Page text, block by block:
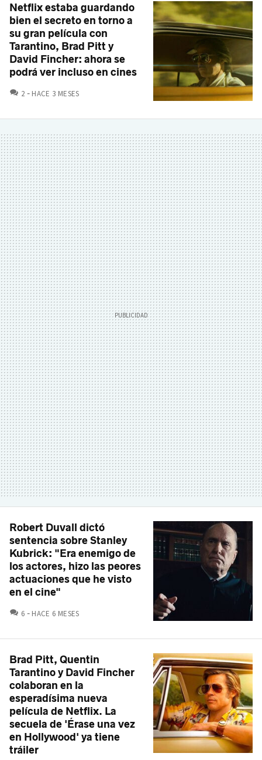
Netflix estaba guardando
bien el secreto en torno a
su gran película con
Tarantino, Brad Pitt y
David Fincher: ahora se
podrá ver incluso en cines
2 COMENTARIOS
HACE 3 MESES
Robert Duvall dictó
sentencia sobre Stanley
Kubrick: "Era enemigo de
los actores, hizo las peores
actuaciones que he visto
en el cine"
6 COMENTARIOS
HACE 6 MESES
Brad Pitt, Quentin
Tarantino y David Fincher
colaboran en la
esperadísima nueva
película de Netflix. La
secuela de 'Érase una vez
en Hollywood' ya tiene
tráiler